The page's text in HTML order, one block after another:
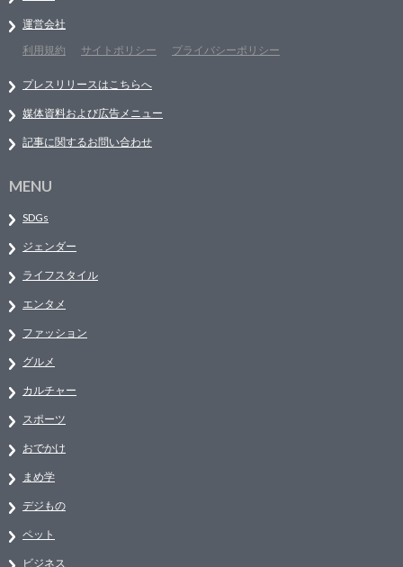
運営会社
利用規約
サイトポリシー プライバシーポリシー
プレスリリースはこちらへ
媒体資料および広告メニュー
記事に関するお問い合わせ
MENU
SDGs
ジェンダー
ライフスタイル
エンタメ
ファッション
グルメ
カルチャー
スポーツ
おでかけ
まめ学
デジもの
ペット
ビジネス